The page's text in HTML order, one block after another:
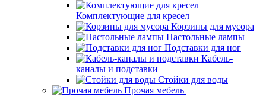
Комплектующие для кресел
Корзины для мусора
Настольные лампы
Подставки для ног
Кабель-
каналы и подставки
Стойки для воды
Прочая мебель